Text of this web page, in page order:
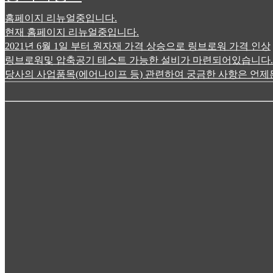
홈페이지 리뉴얼중입니다.
현재 홈페이지 리뉴얼중입니다.
2021년 6월 1일 부터 원자재 가격 상승으로 링브로워 가격 인상
링브로워및 압축공기 테스트 가능한 설비가 마련되어있습니다.
당사의 사업품목(에어나이프 등) 관련하여 궁금한 사항은 언제